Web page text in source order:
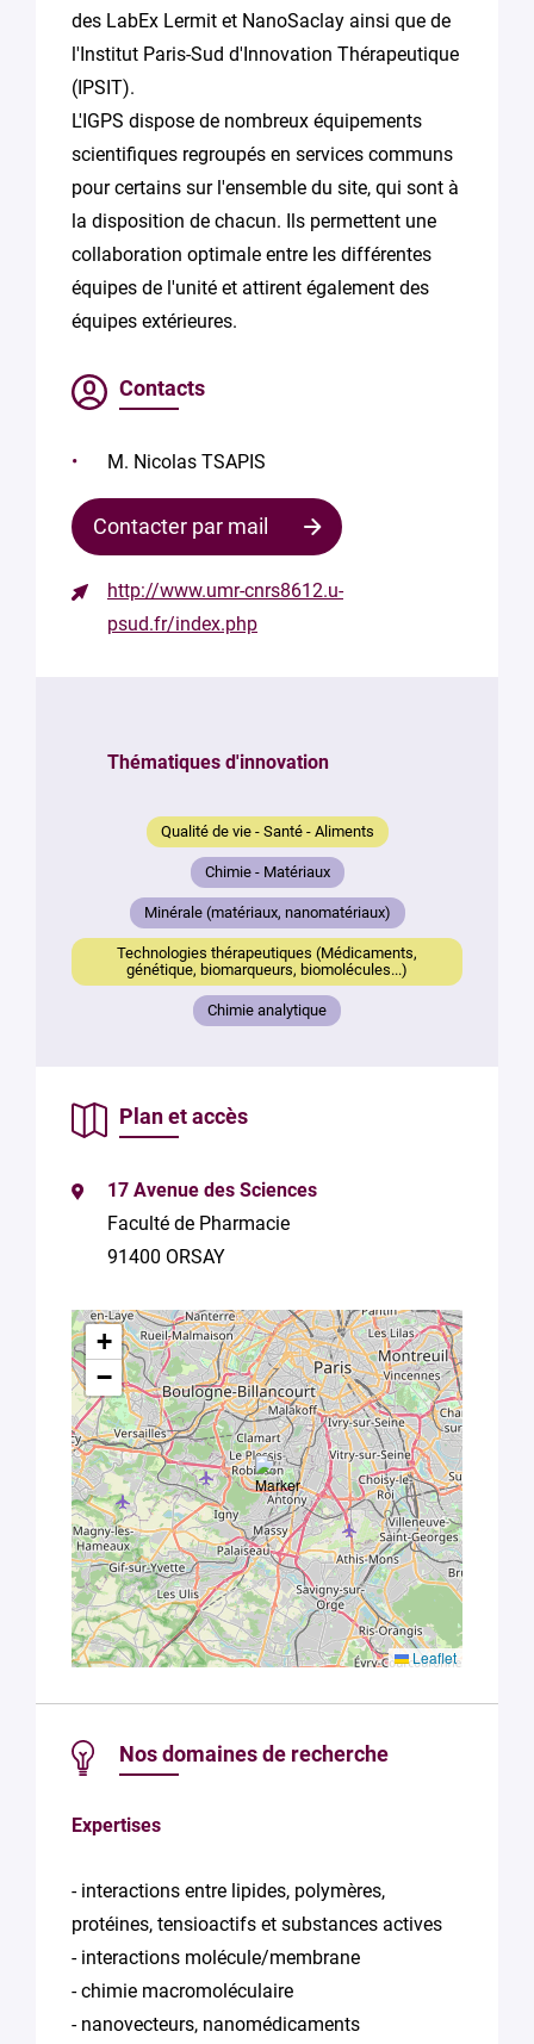
des LabEx Lermit et NanoSaclay ainsi que de
l'Institut Paris-Sud d'Innovation Thérapeutique
(IPSIT).
L'IGPS dispose de nombreux équipements
scientifiques regroupés en services communs
pour certains sur l'ensemble du site, qui sont à
la disposition de chacun. Ils permettent une
collaboration optimale entre les différentes
équipes de l'unité et attirent également des
équipes extérieures.
Contacts
M. Nicolas TSAPIS
Contacter par mail
Contacter
mail
message
vous
vos données
conformément
de
de Plug in labs
Université
Paris-Saclay*
http://www.umr-cnrs8612.u-
psud.fr/index.php
Thématiques d'innovation
Qualité de vie - Santé - Aliments
Chimie - Matériaux
Minérale (matériaux, nanomatériaux)
Technologies thérapeutiques (Médicaments,
génétique, biomarqueurs, biomolécules...)
Chimie analytique
Plan et accès
17 Avenue des Sciences
Faculté de Pharmacie
91400 ORSAY
+
−
Leaflet
Nos domaines de recherche
Expertises
- interactions entre lipides, polymères,
protéines, tensioactifs et substances actives
- interactions molécule/membrane
- chimie macromoléculaire
- nanovecteurs, nanomédicaments